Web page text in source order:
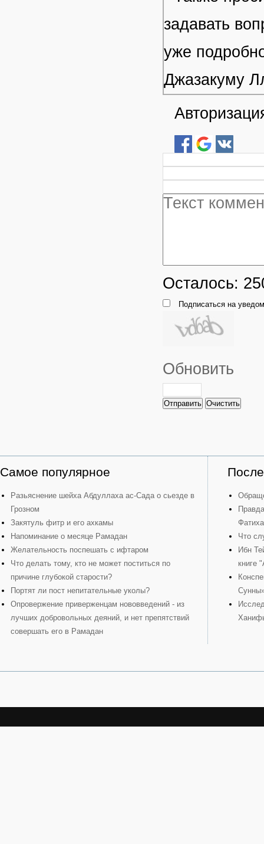
задавать
уже
Джазакуму
Осталось:
Подписаться на
Обновить
Отправить Очистить
Самое популярное
Разьяснение шейха Абдуллаха ас-Сада о сьезде в
Грозном
Закятуль фитр и его ахкамы
Напоминание о месяце Рамадан
Желательность поспешать с ифтаром
Что делать тому, кто не может поститься по
причине глубокой старости?
Портят ли пост непитательные уколы?
Опровержение приверженцам нововведений - из
лучших добровольных деяний, и нет препятствий
совершать его в Рамадан
Что
Ибн
книге